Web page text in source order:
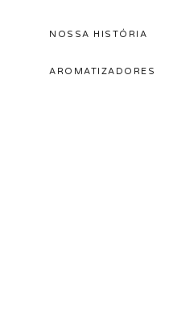
NOSSA HISTÓRIA
AROMATIZADORES